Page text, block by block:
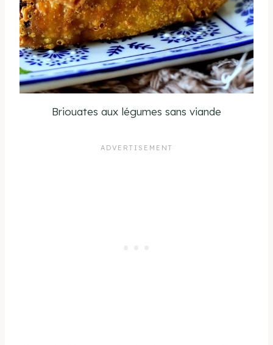
Briouates aux légumes sans viande